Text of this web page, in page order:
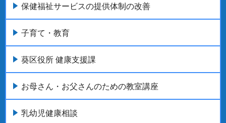
保健福祉サービスの提供体制の改善
子育て・教育
葵区役所 健康支援課
お母さん・お父さんのための教室講座
乳幼児健康相談